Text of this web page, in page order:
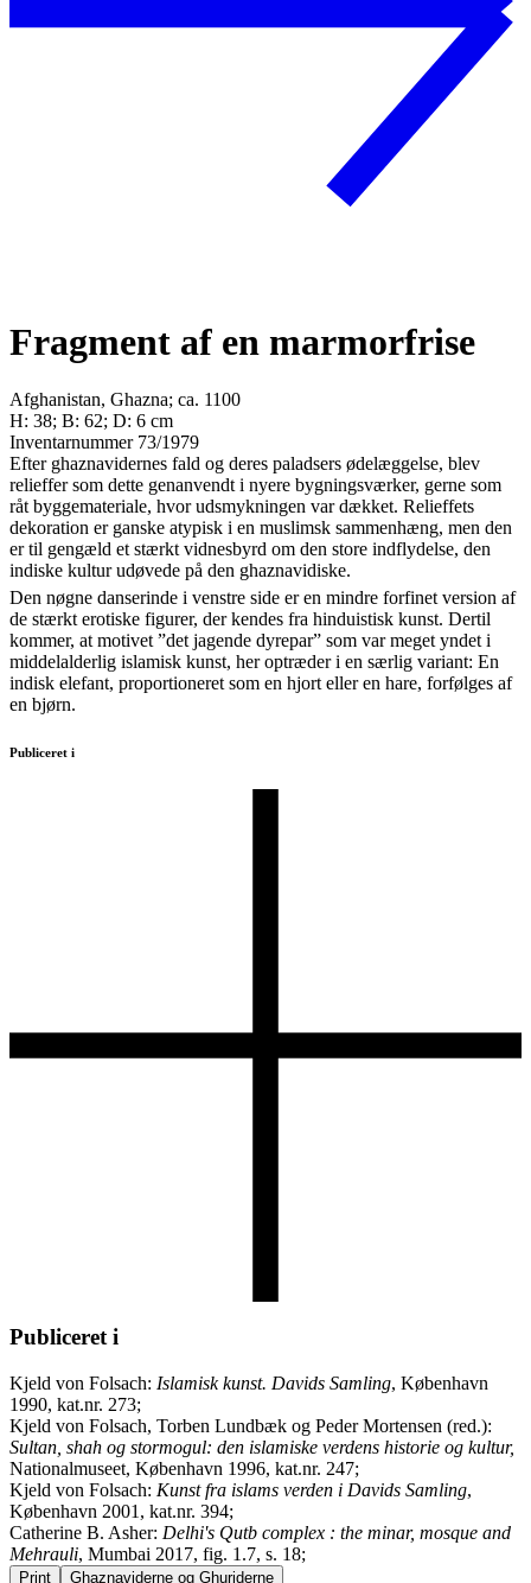
Fragment af en marmorfrise
Afghanistan, Ghazna; ca. 1100
H: 38; B: 62; D: 6 cm
Inventarnummer 73/1979
Efter ghaznavidernes fald og deres paladsers ødelæggelse, blev
relieffer som dette genanvendt i nyere bygningsværker, gerne som
råt byggemateriale, hvor udsmykningen var dækket. Relieffets
dekoration er ganske atypisk i en muslimsk sammenhæng, men den
er til gengæld et stærkt vidnesbyrd om den store indflydelse, den
indiske kultur udøvede på den ghaznavidiske.
Den nøgne danserinde i venstre side er en mindre forfinet version af
de stærkt erotiske figurer, der kendes fra hinduistisk kunst. Dertil
kommer, at motivet ”det jagende dyrepar” som var meget yndet i
middelalderlig islamisk kunst, her optræder i en særlig variant: En
indisk elefant, proportioneret som en hjort eller en hare, forfølges af
en bjørn.
Publiceret i
Publiceret i
Kjeld von Folsach: Islamisk kunst. Davids Samling, København
1990, kat.nr. 273;
Kjeld von Folsach, Torben Lundbæk og Peder Mortensen (red.):
Sultan, shah og stormogul: den islamiske verdens historie og kultur,
Nationalmuseet, København 1996, kat.nr. 247;
Kjeld von Folsach: Kunst fra islams verden i Davids Samling,
København 2001, kat.nr. 394;
Catherine B. Asher: Delhi's Qutb complex : the minar, mosque and
Mehrauli, Mumbai 2017, fig. 1.7, s. 18;
Print Ghaznaviderne og Ghuriderne